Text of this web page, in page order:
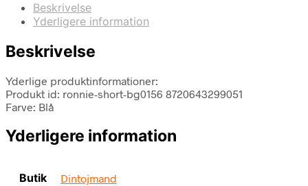
Beskrivelse
Yderligere information
Beskrivelse
Yderlige produktinformationer:
Produkt id: ronnie-short-bg0156 8720643299051
Farve: Blå
Yderligere information
Butik Dintojmand